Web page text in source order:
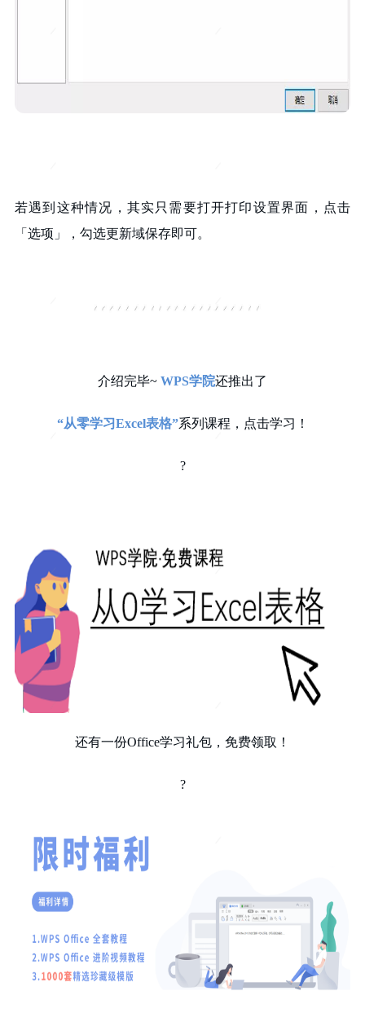
若遇到这种情况，其实只需要打开打印设置界面，点击
「选项」，勾选更新域保存即可。
介绍完毕~ WPS学院还推出了
“从零学习Excel表格”系列课程，点击学习！
?
还有一份Office学习礼包，免费领取！
?